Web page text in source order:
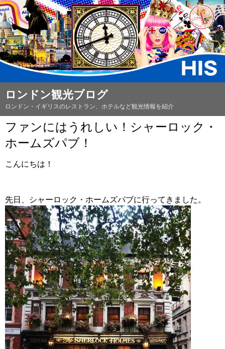
ロンドン観光ブログ
ロンドン・イギリスのレストラン、ホテルなど観光情報を紹介
ファンにはうれしい！シャーロック・
ホームズパブ！
こんにちは！
先日、シャーロック・ホームズパブに行ってきました。